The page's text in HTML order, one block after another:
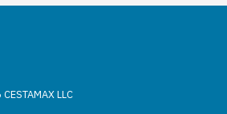
LLC